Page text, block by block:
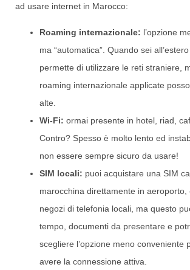
ad usare internet in Marocco:
Roaming internazionale: l’opzione
ma “automatica”. Quando sei
permette di utilizzare le reti straniere,
roaming internazionale applicate
alte.
Wi-Fi: ormai presente in hotel, riad,
Contro? Spesso è molto lento ed
non essere sempre sicuro da usare!
SIM locali: puoi acquistare una SIM
marocchina direttamente in aeroporto,
negozi di telefonia locali, ma questo
tempo, documenti da presentare e
scegliere l’opzione meno conveniente
avere la connessione attiva.